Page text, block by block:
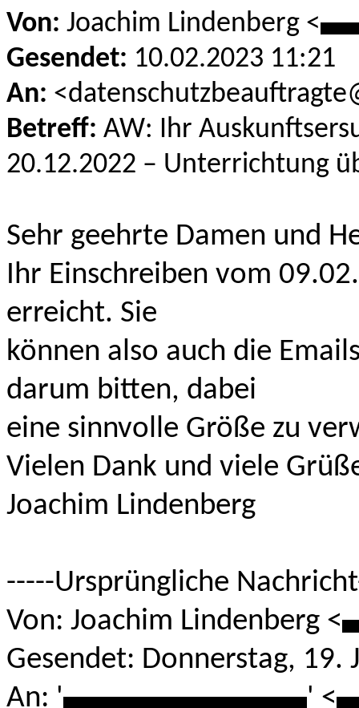
Von: Joachim Lindenberg <
Gesendet: 10.02.2023 11:21
An:
Betreff: AW: Ihr
20.12.2022 – Unterrichtung
Sehr geehrte Damen und
Ihr Einschreiben vom
erreicht. Sie
können also auch die
darum bitten, dabei
eine sinnvolle Größe zu
Vielen Dank und viele
Joachim Lindenberg
-----Ursprüngliche
Von: Joachim Lindenberg <
Gesendet: Donnerstag, 19.
An: '****************' <